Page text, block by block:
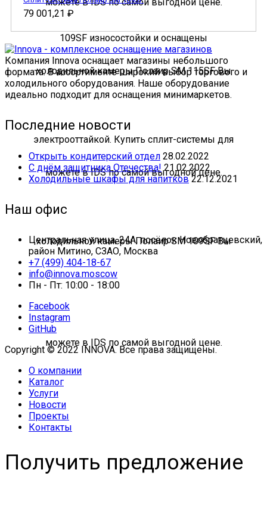
79 001,21 ₽
Компания Innova оснащает магазины небольшого
формата. В ассортименте широкий выбор торгового и
холодильного оборудования. Наше оборудование
идеально подходит для оснащения минимаркетов.
Последние новости
Открыть кондитерский отдел 28.02.2022
С днём защитника Отечества! 21.02.2022
Холодильные шкафы для напитков 22.12.2021
Наш офис
Центральная улица, 24А, посёлок Новобратцевский,
район Митино, СЗАО, Москва
+7 (499) 404-18-67
info@innova.moscow
Пн - Пт: 10:00 - 18:00
Facebook
Instagram
GitHub
Copyright © 2022 INNOVA. Все права защищены.
О компании
Каталог
Услуги
Новости
Проекты
Контакты
Получить предложение